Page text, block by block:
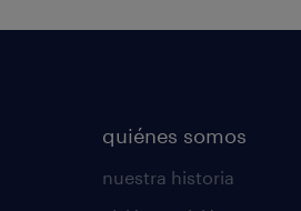
quiénes somos
nuestra historia